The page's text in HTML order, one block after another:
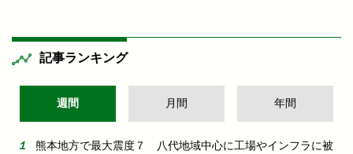
記事ランキング
週間 月間 年間
熊本地方で最大震度７ 八代地域中心に工場やインフラに被